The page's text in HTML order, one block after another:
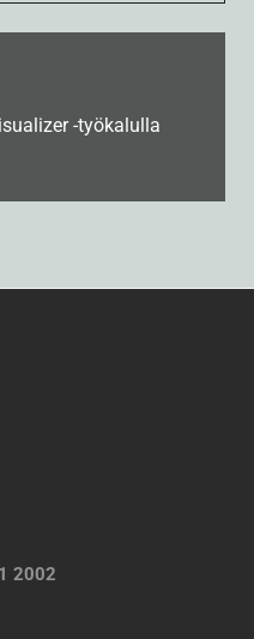
-työkalulla
2002